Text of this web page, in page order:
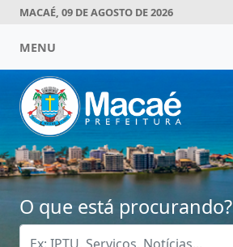
MACAÉ, 09 DE AGOSTO DE 2026
MENU
O que está procurando?